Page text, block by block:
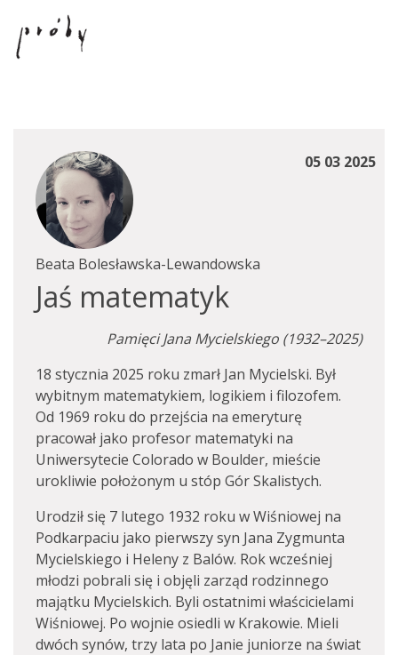
05 03 2025
Beata Bolesławska-Lewandowska
Jaś matematyk
Pamięci Jana Mycielskiego (1932–2025)
18 stycznia 2025 roku zmarł Jan Mycielski. Był
wybitnym matematykiem, logikiem i filozofem.
Od 1969 roku do przejścia na emeryturę
pracował jako profesor matematyki na
Uniwersytecie Colorado w Boulder, mieście
urokliwie położonym u stóp Gór Skalistych.
Urodził się 7 lutego 1932 roku w Wiśniowej na
Podkarpaciu jako pierwszy syn Jana Zygmunta
Mycielskiego i Heleny z Balów. Rok wcześniej
młodzi pobrali się i objęli zarząd rodzinnego
majątku Mycielskich. Byli ostatnimi właścicielami
Wiśniowej. Po wojnie osiedli w Krakowie. Mieli
dwóch synów, trzy lata po Janie juniorze na świat